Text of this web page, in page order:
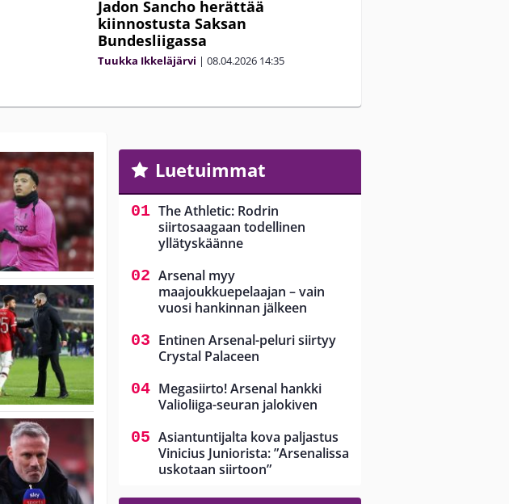
Jadon Sancho herättää
kiinnostusta Saksan
Bundesliigassa
Tuukka Ikkeläjärvi | 08.04.2026 14:35
Luetuimmat
The Athletic: Rodrin
siirtosaagaan todellinen
yllätyskäänne
Arsenal myy
maajoukkuepelaajan – vain
vuosi hankinnan jälkeen
Entinen Arsenal-peluri siirtyy
Crystal Palaceen
Megasiirto! Arsenal hankki
Valioliiga-seuran jalokiven
Asiantuntijalta kova paljastus
Vinicius Juniorista: ”Arsenalissa
uskotaan siirtoon”